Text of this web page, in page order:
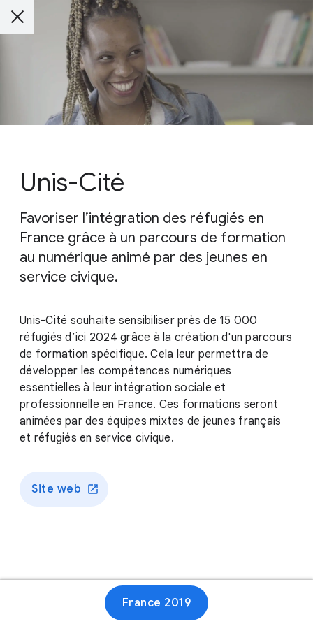
Unis-Cité
Favoriser l’intégration des réfugiés en
France grâce à un parcours de formation
au numérique animé par des jeunes en
service civique.
Unis-Cité souhaite sensibiliser près de 15 000
réfugiés d’ici 2024 grâce à la création d'un parcours
de formation spécifique. Cela leur permettra de
développer les compétences numériques
essentielles à leur intégration sociale et
professionnelle en France. Ces formations seront
animées par des équipes mixtes de jeunes français
et réfugiés en service civique.
Site web
France 2019